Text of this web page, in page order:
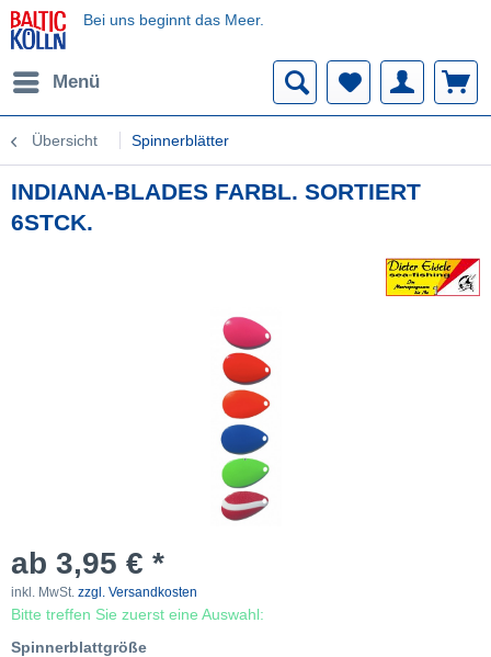
Bei uns beginnt das Meer.
Menü
Übersicht Spinnerblätter
INDIANA-BLADES FARBL. SORTIERT
6STCK.
ab 3,95 € *
inkl. MwSt. zzgl. Versandkosten
Bitte treffen Sie zuerst eine Auswahl:
Spinnerblattgröße